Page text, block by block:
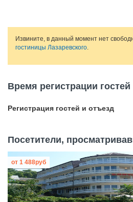
Извините, в данный момент нет
гостиницы Лазаревского.
Время регистрации
Регистрация гостей и отъезд
Посетители,
от 1 488руб